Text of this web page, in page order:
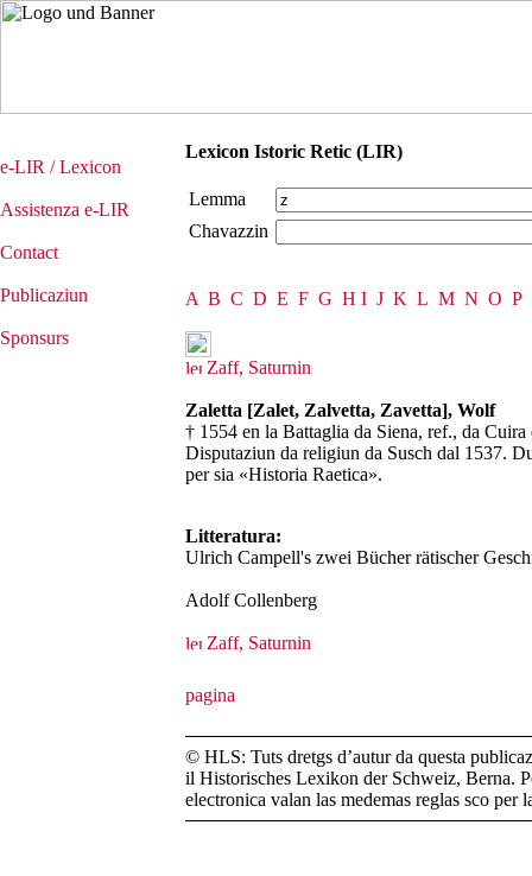
e-LIR / Lexicon
Assistenza e-LIR
Contact
Publicaziun
Sponsurs
Lexicon Istoric Retic (LIR)
Lemma
Chavazzin
A B C D E F G H I J K L M N O P
Zaff, Saturnin
Zaletta [Zalet, Zalvetta, Zavetta], Wolf
† 1554 en la Battaglia da Siena, ref., da
Disputaziun da religiun da Susch dal 1537.
per sia «Historia Raetica».
Litteratura:
Ulrich Campell's zwei Bücher rätischer
Adolf Collenberg
Zaff, Saturnin
© HLS: Tuts dretgs d’autur da questa
il Historisches Lexikon der Schweiz, Berna.
electronica valan las medemas reglas sco per